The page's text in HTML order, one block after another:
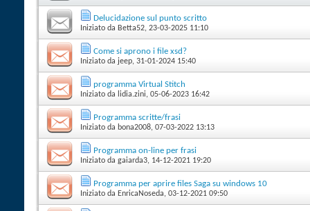
Delucidazione sul punto scritto
Iniziato da Betta52‎, 23-03-2025 11:10
Come si aprono i file xsd?
Iniziato da jeep‎, 31-01-2024 15:40
programma Virtual Stitch
Iniziato da lidia.zini‎, 05-06-2023 16:42
Programma scritte/frasi
Iniziato da bona2008‎, 07-03-2022 13:13
Programma on-line per frasi
Iniziato da gaiarda3‎, 14-12-2021 19:20
Programma per aprire files Saga su windows 10
Iniziato da EnricaNoseda‎, 03-12-2021 09:50